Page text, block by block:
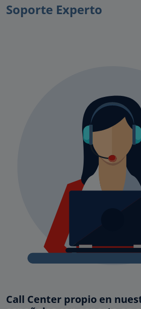
Soporte Experto
Call Center propio en